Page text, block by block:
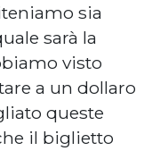
sia
sarà la
visto
a un dollaro
queste
il biglietto